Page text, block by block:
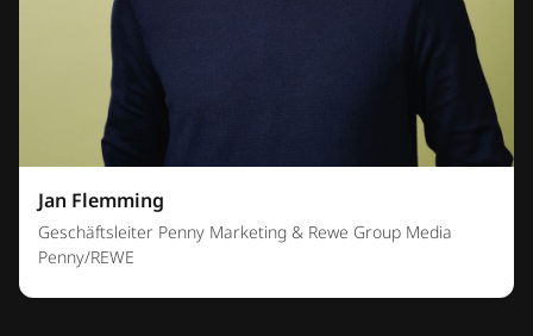
Jan Flemming
Geschäftsleiter Penny Marketing & Rewe Group Media
Penny/REWE